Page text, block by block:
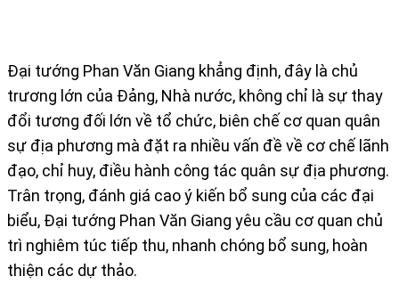
Đại tướng Phan Văn Giang khẳng định, đây là chủ
trương lớn của Đảng, Nhà nước, không chỉ là sự thay
đổi tương đối lớn về tổ chức, biên chế cơ quan quân
sự địa phương mà đặt ra nhiều vấn đề về cơ chế lãnh
đạo, chỉ huy, điều hành công tác quân sự địa phương.
Trân trọng, đánh giá cao ý kiến bổ sung của các đại
biểu, Đại tướng Phan Văn Giang yêu cầu cơ quan chủ
trì nghiêm túc tiếp thu, nhanh chóng bổ sung, hoàn
thiện các dự thảo.